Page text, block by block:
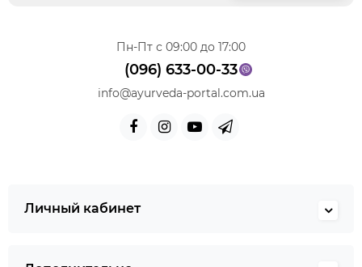
Пн-Пт с 09:00 до 17:00
(096) 633-00-33
info@ayurveda-portal.com.ua
Личный кабинет